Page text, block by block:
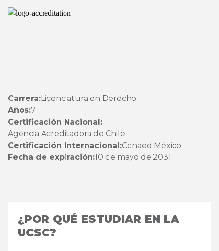
Carrera:Licenciatura en Derecho
Años:7
Certificación Nacional:
Agencia Acreditadora de Chile
Certificación Internacional:Conaed México
Fecha de expiración:10 de mayo de 2031
¿POR QUÉ ESTUDIAR EN LA
UCSC?